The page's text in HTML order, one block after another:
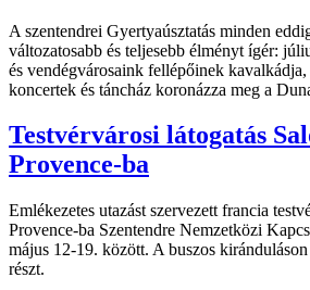
A szentendrei Gyertyaúsztatás minden
változatosabb és teljesebb élményt ígér:
és vendégvárosaink fellépőinek
koncertek és táncház koronázza meg a
Testvérvárosi látogatás
Provence-ba
Emlékezetes utazást szervezett francia
Provence-ba Szentendre Nemzetközi
május 12-19. között. A buszos
részt.